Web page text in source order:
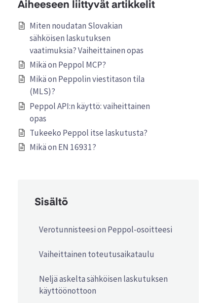
Aiheeseen liittyvät artikkelit
Miten noudatan Slovakian
sähköisen laskutuksen
vaatimuksia? Vaiheittainen opas
Mikä on Peppol MCP?
Mikä on Peppolin viestitason tila
(MLS)?
Peppol API:n käyttö: vaiheittainen
opas
Tukeeko Peppol itse laskutusta?
Mikä on EN 16931?
Sisältö
Verotunnisteesi on Peppol-osoitteesi
Vaiheittainen toteutusaikataulu
Neljä askelta sähköisen laskutuksen
käyttöönottoon